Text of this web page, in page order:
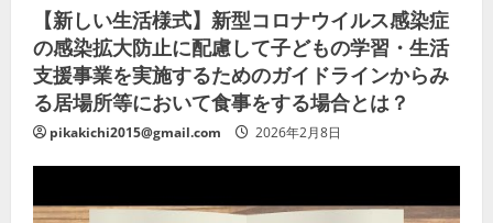
【新しい生活様式】新型コロナウイルス感染症
の感染拡大防止に配慮して子どもの学習・生活
支援事業を実施するためのガイドラインからみ
る居場所等において食事をする場合とは？
pikakichi2015@gmail.com 2026年2月8日